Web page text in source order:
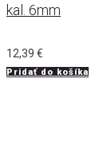
kal. 6mm
12,39 €
Pridať do košíka